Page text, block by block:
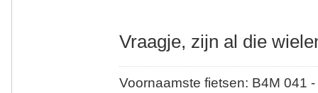
Vraagje, zijn al die
Voornaamste fietsen: B4M